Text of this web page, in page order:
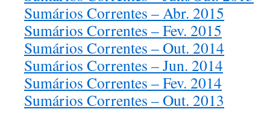
Sumários Correntes – Abr. 2015
Sumários Correntes – Fev. 2015
Sumários Correntes – Out. 2014
Sumários Correntes – Jun. 2014
Sumários Correntes – Fev. 2014
Sumários Correntes – Out. 2013